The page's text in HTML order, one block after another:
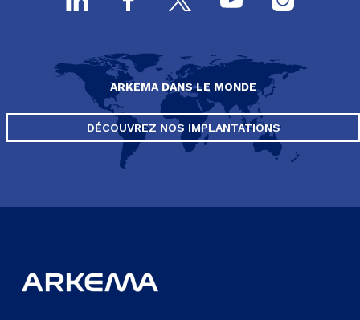
ARKEMA DANS LE MONDE
DÉCOUVREZ NOS IMPLANTATIONS